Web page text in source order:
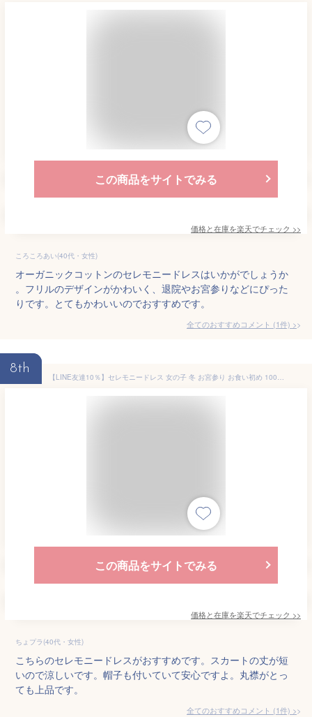
この商品をサイトでみる
価格と在庫を楽天でチェック >>
ころころあい(40代・女性)
オーガニックコットンのセレモニードレスはいかがでしょうか
。フリルのデザインがかわいく、退院やお宮参りなどにぴった
りです。とてもかわいいのでおすすめです。
全てのおすすめコメント (1件) >
8th
【LINE友達10％】セレモニードレス 女の子 冬 お宮参り お食い初め 100日祝い ベビードレス 結婚式 お呼ばれ 退院着 新生児 セレモニー ドレス 60 70 80 秋 春 ワンピース 雛祭り 出産祝い 出産準備 綿 コットン 長袖 フォーマル 丸襟 ロンパース付き cocobaby
この商品をサイトでみる
価格と在庫を楽天でチェック >>
ちょプラ(40代・女性)
こちらのセレモニードレスがおすすめです。スカートの丈が短
いので涼しいです。帽子も付いていて安心ですよ。丸襟がとっ
ても上品です。
全てのおすすめコメント (1件) >